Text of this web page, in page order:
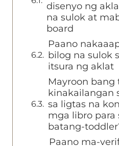
disenyo ng
na sulok at
board
Paano
bilog na sulok
itsura ng aklat
Mayroon bang
kinakailangan
sa ligtas na
mga libro para
batang-
Paano ma-